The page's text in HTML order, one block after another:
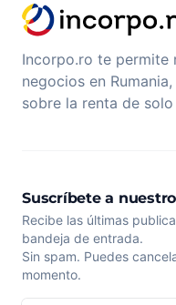
Incorpo.ro te permite
negocios en
sobre la renta de
Suscríbete a
Recibe las últimas
bandeja de entrada.
Sin spam. Puedes
momento.